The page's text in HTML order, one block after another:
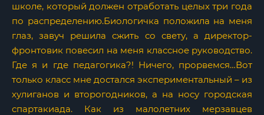
школе, который должен отработать целых три года
по распределению.Биологичка положила на меня
глаз, завуч решила сжить со свету, а директор-
фронтовик повесил на меня классное руководство.
Где я и где педагогика?! Ничего, прорвемся…Вот
только класс мне достался экспериментальный – из
хулиганов и второгодников, а на носу городская
спартакиада. Как из малолетних мерзавцев